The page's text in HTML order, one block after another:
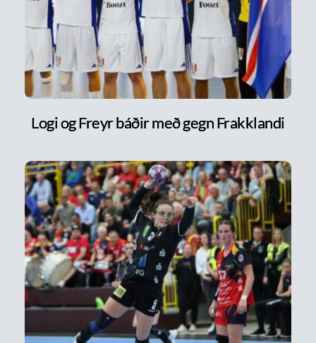
Logi og Freyr báðir með gegn Frakklandi